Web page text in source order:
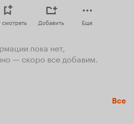
смотреть Добавить Еще
пока нет,
— скоро все добавим.
Все